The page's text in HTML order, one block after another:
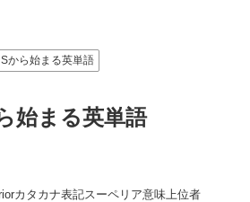
Sから始まる英単語
始まる英単語
カタカナ表記スーペリア意味上位者